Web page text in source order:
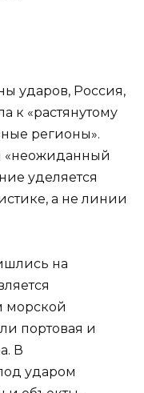
ударов, Россия,
к «растянутому
регионы».
«неожиданный
уделяется
а не линии
на
морской
портовая и
В
ударом